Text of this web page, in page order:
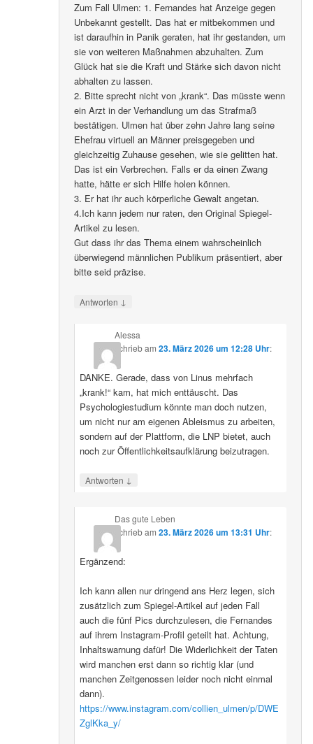
Zum Fall Ulmen: 1. Fernandes hat Anzeige gegen
Unbekannt gestellt. Das hat er mitbekommen und
ist daraufhin in Panik geraten, hat ihr gestanden, um
sie von weiteren Maßnahmen abzuhalten. Zum
Glück hat sie die Kraft und Stärke sich davon nicht
abhalten zu lassen.
2. Bitte sprecht nicht von „krank“. Das müsste wenn
ein Arzt in der Verhandlung um das Strafmaß
bestätigen. Ulmen hat über zehn Jahre lang seine
Ehefrau virtuell an Männer preisgegeben und
gleichzeitig Zuhause gesehen, wie sie gelitten hat.
Das ist ein Verbrechen. Falls er da einen Zwang
hatte, hätte er sich Hilfe holen können.
3. Er hat ihr auch körperliche Gewalt angetan.
4.Ich kann jedem nur raten, den Original Spiegel-
Artikel zu lesen.
Gut dass ihr das Thema einem wahrscheinlich
überwiegend männlichen Publikum präsentiert, aber
bitte seid präzise.
Antworten ↓
Alessa
schriebam 23. März 2026 um 12:28 Uhr:
DANKE. Gerade, dass von Linus mehrfach
„krank!“ kam, hat mich enttäuscht. Das
Psychologiestudium könnte man doch nutzen,
um nicht nur am eigenen Ableismus zu arbeiten,
sondern auf der Plattform, die LNP bietet, auch
noch zur Öffentlichkeitsaufklärung beizutragen.
Antworten ↓
Das gute Leben
schriebam 23. März 2026 um 13:31 Uhr:
Ergänzend:
Ich kann allen nur dringend ans Herz legen, sich
zusätzlich zum Spiegel-Artikel auf jeden Fall
auch die fünf Pics durchzulesen, die Fernandes
auf ihrem Instagram-Profil geteilt hat. Achtung,
Inhaltswarnung dafür! Die Widerlichkeit der Taten
wird manchen erst dann so richtig klar (und
manchen Zeitgenossen leider noch nicht einmal
dann).
https://www.instagram.com/collien_ulmen/p/DWE
ZglKka_y/